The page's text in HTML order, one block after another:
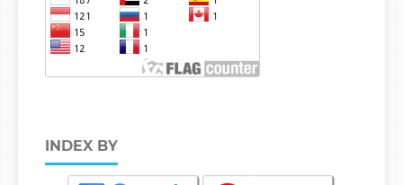
INDEX BY